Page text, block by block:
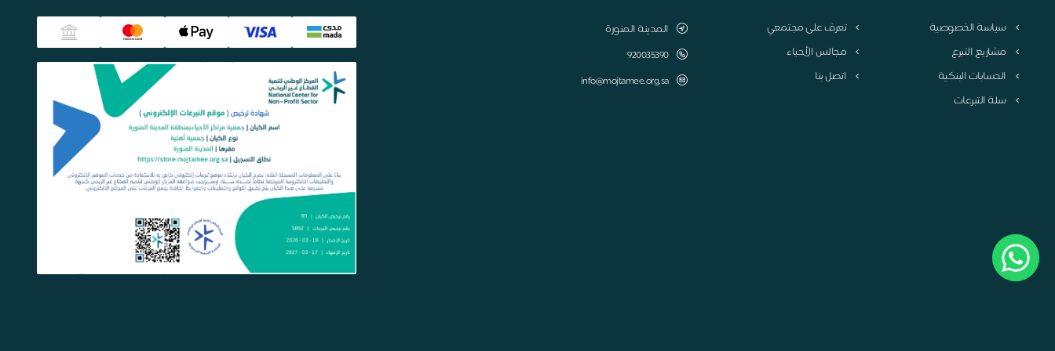
سياسة الخصوصية
تعرف على مجتمعي
مشاريع التبرع
مجالس الأحياء
الحسابات البنكية
اتصل بنا
سلة التبرعات
المدينة المنورة
920035390
info@mojtamee.org.sa